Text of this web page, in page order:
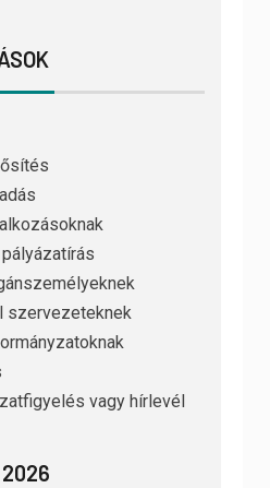
szervezeteknek
vagy hírlevél
2026